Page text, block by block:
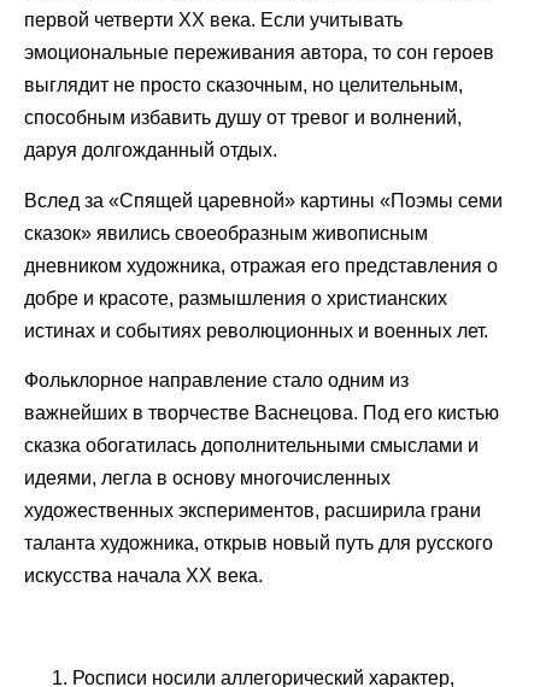
первой четверти XX века. Если учитывать
эмоциональные переживания автора, то сон героев
выглядит не просто сказочным, но целительным,
способным избавить душу от тревог и волнений,
даруя долгожданный отдых.
Вслед за «Спящей царевной» картины «Поэмы семи
сказок» явились своеобразным живописным
дневником художника, отражая его представления о
добре и красоте, размышления о христианских
истинах и событиях революционных и военных лет.
Фольклорное направление стало одним из
важнейших в творчестве Васнецова. Под его кистью
сказка обогатилась дополнительными смыслами и
идеями, легла в основу многочисленных
художественных экспериментов, расширила грани
таланта художника, открыв новый путь для русского
искусства начала XX века.
Росписи носили аллегорический характер,